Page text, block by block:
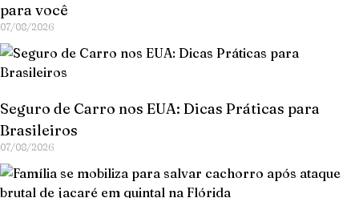
para você
07/08/2026
Seguro de Carro nos EUA: Dicas Práticas para
Brasileiros
07/08/2026